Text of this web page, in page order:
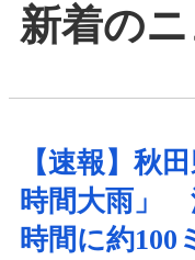
新着の
【速報】秋
時間大雨」
時間に約100